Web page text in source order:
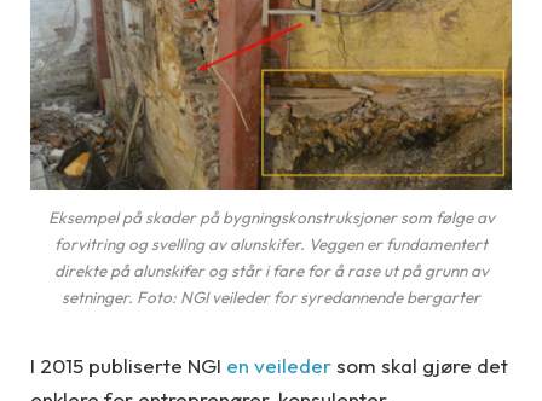
Eksempel på skader på bygningskonstruksjoner som følge av
forvitring og svelling av alunskifer. Veggen er fundamentert
direkte på alunskifer og står i fare for å rase ut på grunn av
setninger. Foto: NGI veileder for syredannende bergarter
I 2015 publiserte NGI en veiledersom skal gjøre det